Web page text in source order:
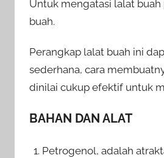
Untuk mengatasi lalat
buah.
Perangkap lalat buah ini
sederhana, cara
dinilai cukup efektif untuk
BAHAN DAN ALAT
Petrogenol, adalah